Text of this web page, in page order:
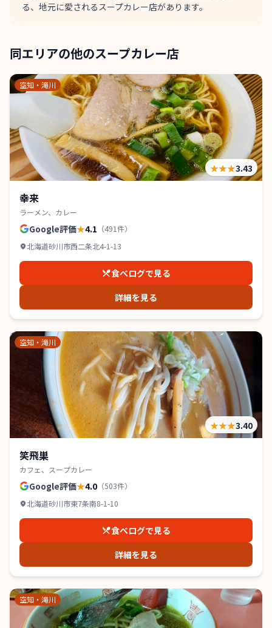
る、地元に愛されるスープカレー店があります。
同エリアの他のスープカレー店
空知・滝川
★★★3.43
幸来
ラーメン、カレー
Google評価★4.1 （491件）
北海道砂川市西二条北4-1-13
食べログで見る
詳細を見る
空知・滝川
★★★3.40
笑飛巣
カフェ、スープカレー
Google評価★4.0 （503件）
北海道砂川市東7条南8-1-10
食べログで見る
詳細を見る
空知・滝川